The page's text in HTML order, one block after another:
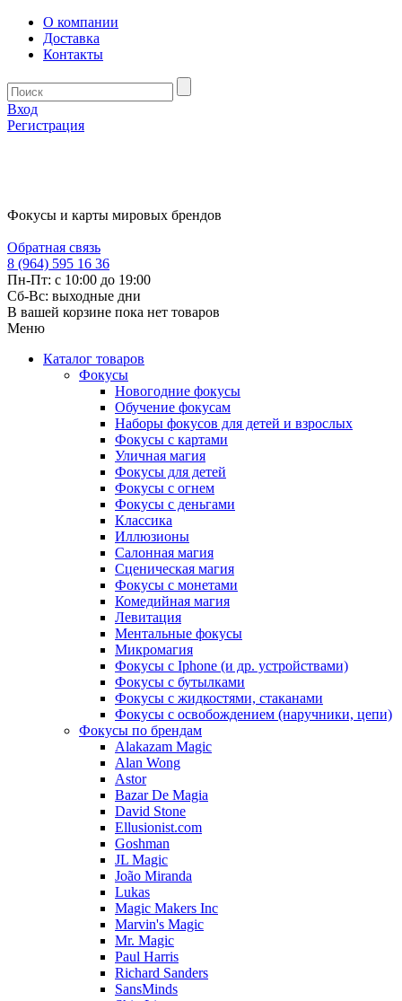
О компании
Доставка
Контакты
Вход
Регистрация
Фокусы и карты мировых брендов
Обратная связь
8 (964) 595 16 36
Пн-Пт: с 10:00 до 19:00
Сб-Вс: выходные дни
В вашей корзине пока нет товаров
Меню
Каталог товаров
Фокусы
Новогодние фокусы
Обучение фокусам
Наборы фокусов для детей и взрослых
Фокусы с картами
Уличная магия
Фокусы для детей
Фокусы с огнем
Фокусы с деньгами
Классика
Иллюзионы
Салонная магия
Сценическая магия
Фокусы с монетами
Комедийная магия
Левитация
Ментальные фокусы
Микромагия
Фокусы с Iphone (и др. устройствами)
Фокусы с бутылками
Фокусы с жидкостями, стаканами
Фокусы с освобождением (наручники, цепи)
Фокусы по брендам
Alakazam Magic
Alan Wong
Astor
Bazar De Magia
David Stone
Ellusionist.com
Goshman
JL Magic
João Miranda
Lukas
Magic Makers Inc
Marvin's Magic
Mr. Magic
Paul Harris
Richard Sanders
SansMinds